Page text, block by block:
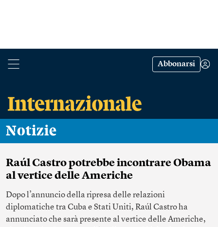
Abbonarsi
Notizie
Raúl Castro potrebbe incontrare Obama
al vertice delle Americhe
Dopo l’annuncio della ripresa delle relazioni
diplomatiche tra Cuba e Stati Uniti, Raúl Castro ha
annunciato che sarà presente al vertice delle Americhe,